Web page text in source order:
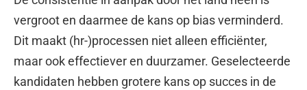
vergrooten daarmee de kans op bias verminderd.
Dit maakt (hr-)processen niet alleen efficiënter,
maar ook effectiever en duurzamer. Geselecteerde
kandidaten hebben grotere kansop succes in de